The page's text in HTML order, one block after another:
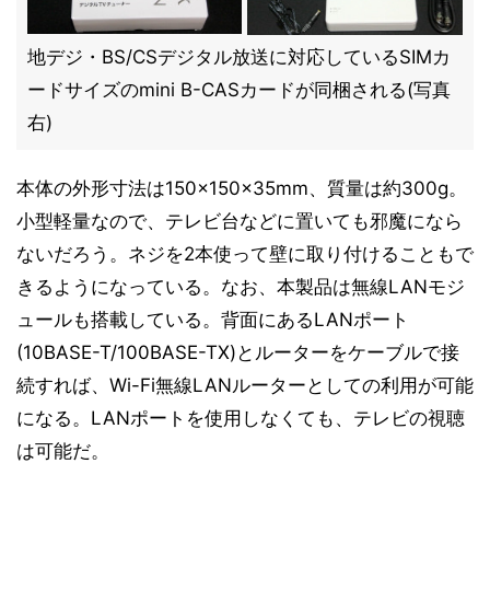
地デジ・BS/CSデジタル放送に対応しているSIMカ
ードサイズのmini B-CASカードが同梱される(写真
右)
本体の外形寸法は150×150×35mm、質量は約300g。
小型軽量なので、テレビ台などに置いても邪魔になら
ないだろう。ネジを2本使って壁に取り付けることもで
きるようになっている。なお、本製品は無線LANモジ
ュールも搭載している。背面にあるLANポート
(10BASE-T/100BASE-TX)とルーターをケーブルで接
続すれば、Wi-Fi無線LANルーターとしての利用が可能
になる。LANポートを使用しなくても、テレビの視聴
は可能だ。